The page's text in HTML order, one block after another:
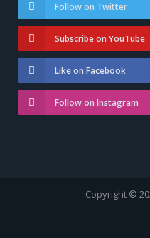
Follow on Twitter
Subscribe on YouTube
Like on Facebook
Follow on Instagram
Copyright ©